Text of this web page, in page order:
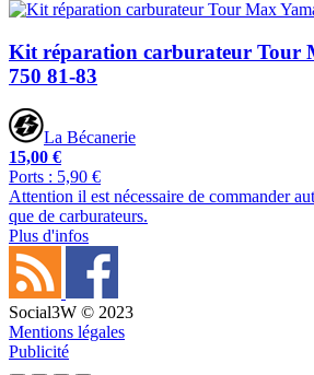
Kit réparation carburateur Tour
750 81-83
La Bécanerie
15,00 €
Ports : 5,90 €
Attention il est nécessaire de commander
que de carburateurs.
Plus d'infos
Social3W © 2023
Mentions légales
Publicité